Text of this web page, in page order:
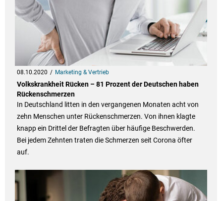
08.10.2020 Marketing & Vertrieb
Volkskrankheit Rücken – 81 Prozent der Deutschen haben
Rückenschmerzen
In Deutschland litten in den vergangenen Monaten acht von
zehn Menschen unter Rückenschmerzen. Von ihnen klagte
knapp ein Drittel der Befragten über häufige Beschwerden.
Bei jedem Zehnten traten die Schmerzen seit Corona öfter
auf.